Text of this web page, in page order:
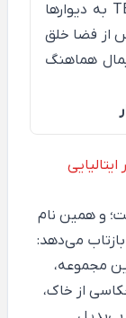
سرزندگی را به هر فضا می‌بخشد. TERRA به دیوارها
از فضا خلق
هماهنگ
و همین نام
می‌دهد:
مجموعه،
از خاک،